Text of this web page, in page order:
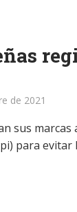
de 2021
sus marcas
para